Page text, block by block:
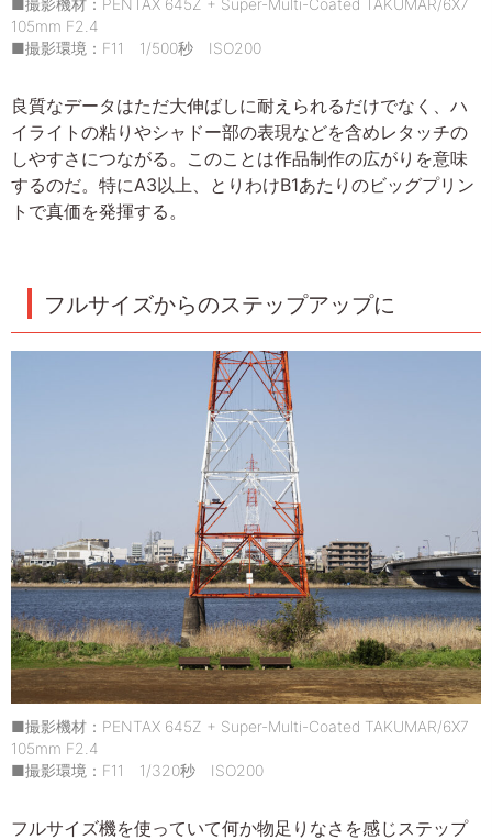
■撮影機材：PENTAX 645Z + Super-Multi-Coated TAKUMAR/6X7
105mm F2.4
■撮影環境：F11 1/500秒 ISO200
良質なデータはただ大伸ばしに耐えられるだけでなく、ハ
イライトの粘りやシャドー部の表現などを含めレタッチの
しやすさにつながる。このことは作品制作の広がりを意味
するのだ。特にA3以上、とりわけB1あたりのビッグプリン
トで真価を発揮する。
フルサイズからのステップアップに
■撮影機材：PENTAX 645Z + Super-Multi-Coated TAKUMAR/6X7
105mm F2.4
■撮影環境：F11 1/320秒 ISO200
フルサイズ機を使っていて何か物足りなさを感じステップ